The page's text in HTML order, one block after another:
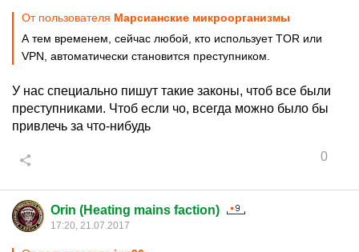
От пользователя Марсианские микроорганизмы
А тем временем, сейчас любой, кто использует TOR или
VPN, автоматически становится преступником.
У нас специально пишут такие законы, чтоб все были
преступниками. Чтоб если чо, всегда можно было бы
привлечь за что-нибудь
0
Orin (Heating mains faction)
17:20, 21.07.2017